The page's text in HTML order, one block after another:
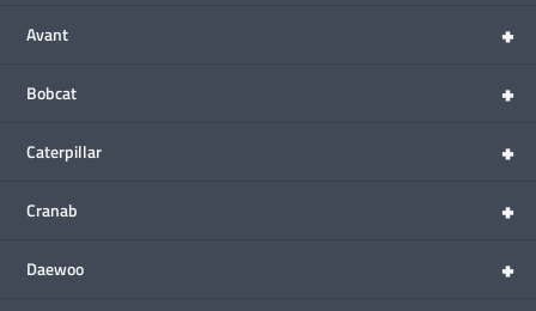
+
Avant
+
Bobcat
+
Caterpillar
+
Cranab
+
Daewoo